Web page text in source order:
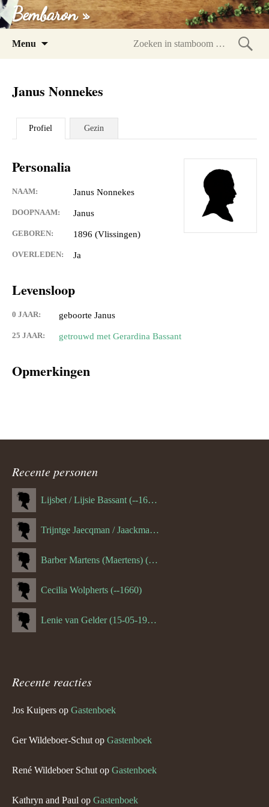
Bembaron »
Menu
Janus Nonnekes
Profiel Gezin
Personalia
NAAM: Janus Nonnekes
DOOPNAAM: Janus
GEBOREN: 1896 (Vlissingen)
OVERLEDEN: Ja
Levensloop
0 JAAR: geboorte Janus
25 JAAR: getrouwd met Gerardina Bassant
Opmerkingen
Recente personen
Lijsbet / Lijsie Bassant (--1687)
Trijntge Jaecqman / Jaackman (--1651)
Barber Martens (Maertens) (--1658)
Cecilia Wolpherts (--1660)
Lenie van Gelder (15-05-1970)
Recente reacties
Jos Kuipers op Gastenboek
Ger Wildeboer-Schut op Gastenboek
René Wildeboer Schut op Gastenboek
Kathryn and Paul op Gastenboek